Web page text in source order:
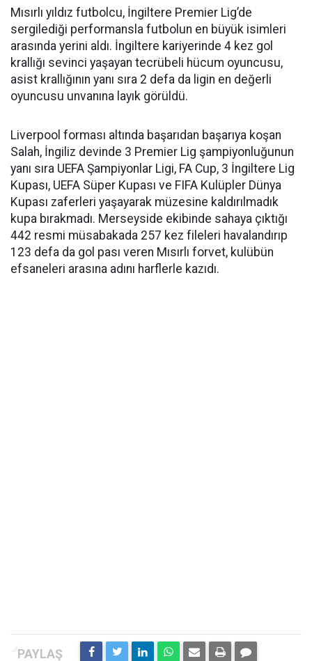
Mısırlı yıldız futbolcu, İngiltere Premier Lig’de
sergilediği performansla futbolun en büyük isimleri
arasında yerini aldı. İngiltere kariyerinde 4 kez gol
krallığı sevinci yaşayan tecrübeli hücum oyuncusu,
asist krallığının yanı sıra 2 defa da ligin en değerli
oyuncusu unvanına layık görüldü.
Liverpool forması altında başarıdan başarıya koşan
Salah, İngiliz devinde 3 Premier Lig şampiyonluğunun
yanı sıra UEFA Şampiyonlar Ligi, FA Cup, 3 İngiltere Lig
Kupası, UEFA Süper Kupası ve FIFA Kulüpler Dünya
Kupası zaferleri yaşayarak müzesine kaldırılmadık
kupa bırakmadı. Merseyside ekibinde sahaya çıktığı
442 resmi müsabakada 257 kez fileleri havalandırıp
123 defa da gol pası veren Mısırlı forvet, kulübün
efsaneleri arasına adını harflerle kazıdı.